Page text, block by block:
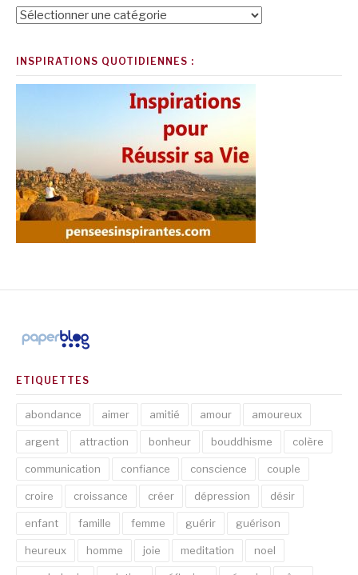
Catégories
INSPIRATIONS QUOTIDIENNES :
ETIQUETTES
abondance aimer amitié amour amoureux
argent attraction bonheur bouddhisme colère
communication confiance conscience couple
croire croissance créer dépression désir
enfant famille femme guérir guérison
heureux homme joie meditation noel